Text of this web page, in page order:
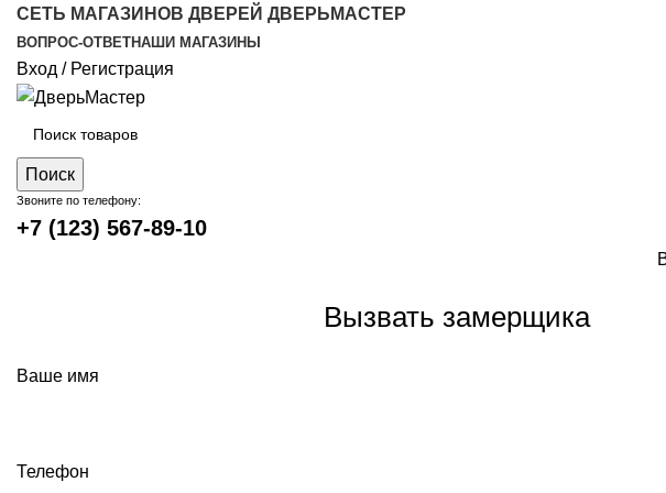
СЕТЬ МАГАЗИНОВ ДВЕРЕЙ ДВЕРЬМАСТЕР
ВОПРОС-ОТВЕТНАШИ МАГАЗИНЫ
Вход / Регистрация
Поиск
Звоните по телефону:
+7 (123) 567-89-10
Вызвать замерщика
Ваше имя
Телефон